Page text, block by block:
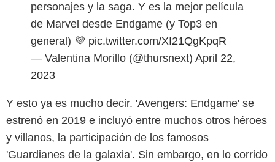
personajes y la saga. Y es la mejor película
de Marvel desde Endgame (y Top3 en
general) 💜 pic.twitter.com/XI21QgKpqR
— Valentina Morillo (@thursnext) April 22,
2023
Y esto ya es mucho decir. 'Avengers: Endgame' se
estrenó en 2019 e incluyó entre muchos otros héroes
y villanos, la participación de los famosos
'Guardianes de la galaxia'. Sin embargo, en lo corrido